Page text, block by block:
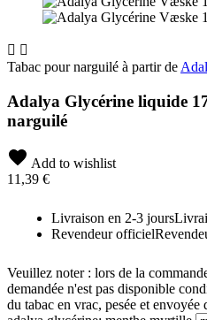
 
Tabac pour narguilé à partir de
Adalya Glycérine liquide
narguilé
Add to wishlist
11,39 €
Livraison en 2-3 jours
Revendeur officiel
Veuillez noter : lors de la
demandée n'est pas disponible
du tabac en vrac, pesée et envoyée